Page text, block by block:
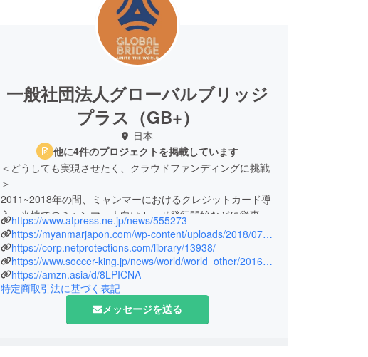
一般社団法人グローバルブリッジ
プラス（GB+）
日本
他に4件のプロジェクトを掲載しています
＜どうしても実現させたく、クラウドファンディングに挑戦
＞
2011~2018年の間、ミャンマーにおけるクレジットカード導
入、当地でのミャンマー人向けカード発行開始などに従事。
当時所属していた企業の活動で、ミャンマー初の世界遺産の
街、ピィーの僧院学校への新校舎建設や図書の寄付、ミャン
マーナショナルリーグと提携した育成年代へのサッカー普及
活動、日本・ミャンマー外交関係樹立60周年を契機として3
か年「スポーツプロジェクト」を実施し、進学を断念せざる
を得なかった子供たちへの奨学金制度の創設、地方学校への
滑り台、ブランコ・ジャングルジムなど遊具の寄贈、個人で
https://www.atpress.ne.jp/news/555273
https://myanmarjapon.com/wp-content/uploads/2018/07/1609.pdf
https://corp.netprotections.com/library/13938/
https://www.soccer-king.jp/news/world/world_other/20160803/475460.html
https://amzn.asia/d/8LPICNA
特定商取引法に基づく表記
メッセージを送る